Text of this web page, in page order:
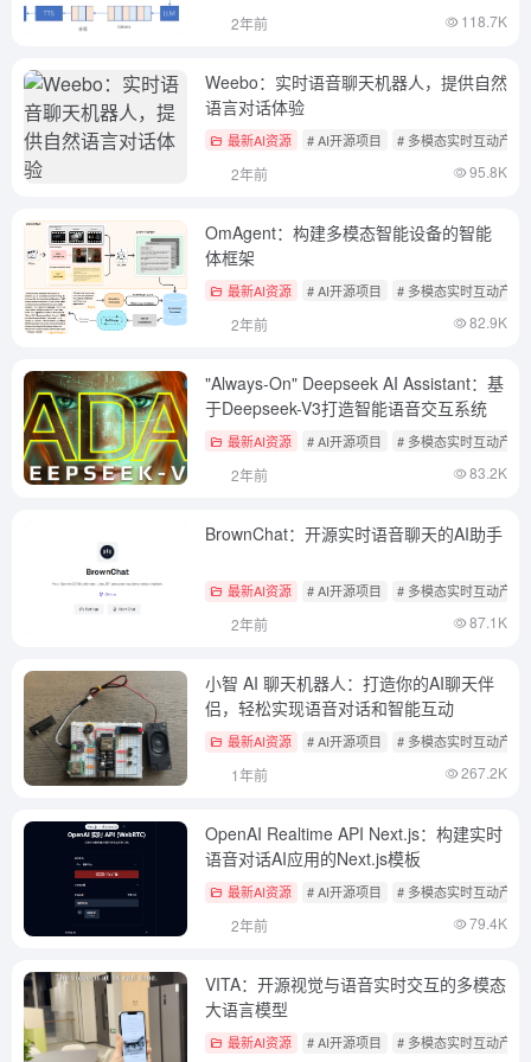
2年前 118.7K
Weebo：实时语音聊天机器人，提供自然
语言对话体验
最新AI资源 # AI开源项目 # 多模态实时互动产品
2年前 95.8K
OmAgent：构建多模态智能设备的智能
体框架
最新AI资源 # AI开源项目 # 多模态实时互动产品
2年前 82.9K
"Always-On" Deepseek AI Assistant：基
于Deepseek-V3打造智能语音交互系统
最新AI资源 # AI开源项目 # 多模态实时互动产品
2年前 83.2K
BrownChat：开源实时语音聊天的AI助手
最新AI资源 # AI开源项目 # 多模态实时互动产品
2年前 87.1K
小智 AI 聊天机器人：打造你的AI聊天伴
侣，轻松实现语音对话和智能互动
最新AI资源 # AI开源项目 # 多模态实时互动产品
1年前 267.2K
OpenAI Realtime API Next.js：构建实时
语音对话AI应用的Next.js模板
最新AI资源 # AI开源项目 # 多模态实时互动产品
2年前 79.4K
VITA：开源视觉与语音实时交互的多模态
大语言模型
最新AI资源 # AI开源项目 # 多模态实时互动产品